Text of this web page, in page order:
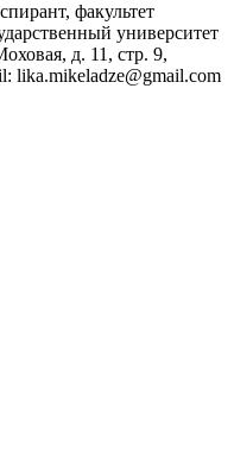
факультет
университет
д. 11, стр. 9,
lika.mikeladze@gmail.com